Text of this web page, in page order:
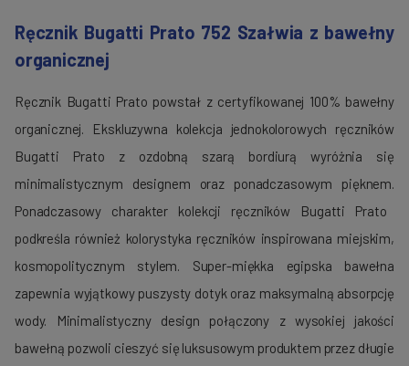
Ręcznik Bugatti Prato 752 Szałwia z bawełny
organicznej
Ręcznik Bugatti Prato powstał z certyfikowanej 100% bawełny
organicznej. Ekskluzywna kolekcja jednokolorowych ręczników
Bugatti Prato z ozdobną szarą bordiurą wyróżnia się
minimalistycznym designem oraz ponadczasowym pięknem.
Ponadczasowy charakter kolekcji ręczników Bugatti Prato
podkreśla również kolorystyka ręczników inspirowana miejskim,
kosmopolitycznym stylem. Super-miękka egipska bawełna
zapewnia wyjątkowy puszysty dotyk oraz maksymalną absorpcję
wody.
Minimalistyczny design połączony z wysokiej jakości
bawełną pozwoli cieszyć się luksusowym produktem przez długie